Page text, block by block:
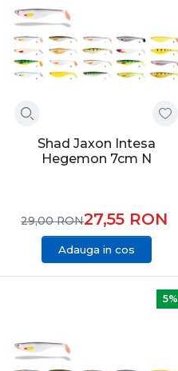
Shad Jaxon Intesa
Hegemon 7cm N
27,55 RON
29,00RON
Adauga in cos
5%